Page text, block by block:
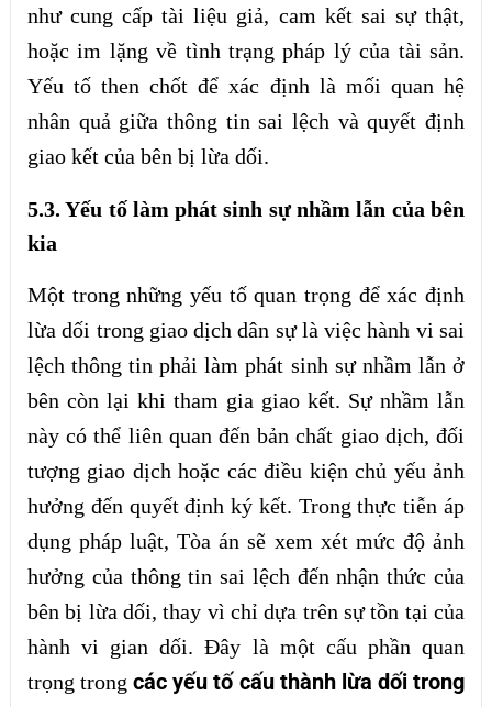
như cung cấp tài liệu giả, cam kết sai sự thật,
hoặc im lặng về tình trạng pháp lý của tài sản.
Yếu tố then chốt để xác định là mối quan hệ
nhân quả giữa thông tin sai lệch và quyết định
giao kết của bên bị lừa dối.
5.3. Yếu tố làm phát sinh sự nhầm lẫn của bên
kia
Một trong những yếu tố quan trọng để xác định
lừa dối trong giao dịch dân sự là việc hành vi sai
lệch thông tin phải làm phát sinh sự nhầm lẫn ở
bên còn lại khi tham gia giao kết. Sự nhầm lẫn
này có thể liên quan đến bản chất giao dịch, đối
tượng giao dịch hoặc các điều kiện chủ yếu ảnh
hưởng đến quyết định ký kết. Trong thực tiễn áp
dụng pháp luật, Tòa án sẽ xem xét mức độ ảnh
hưởng của thông tin sai lệch đến nhận thức của
bên bị lừa dối, thay vì chỉ dựa trên sự tồn tại của
hành vi gian dối. Đây là một cấu phần quan
trọng trongcác yếu tố cấu thành lừa dối trong